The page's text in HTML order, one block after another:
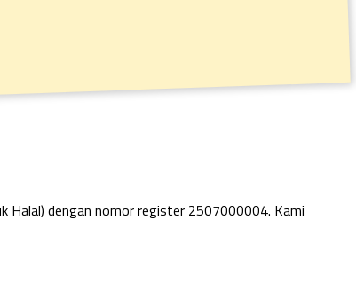
Halal) dengan nomor register 2507000004. Kami